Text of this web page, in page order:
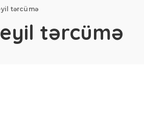
tərcümə
tərcümə